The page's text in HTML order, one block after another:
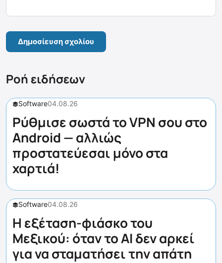
Ροή ειδήσεων
Software04.08.26
Ρύθμισε σωστά το VPN σου στο
Android — αλλιώς
προστατεύεσαι μόνο στα
χαρτιά!
Software04.08.26
Η εξέταση-φιάσκο του
Μεξικού: όταν το AI δεν αρκεί
για να σταματήσει την απάτη